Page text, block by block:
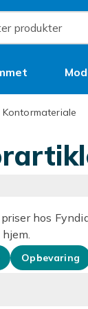
Kontormateriale
hos
Opbevaring